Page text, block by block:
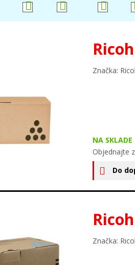
Značka:
NA SKLADE
Objednajte
Do
Značka: